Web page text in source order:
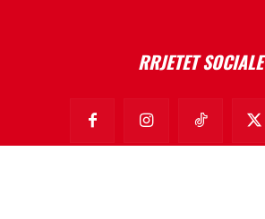
RRJETET SOCIALE